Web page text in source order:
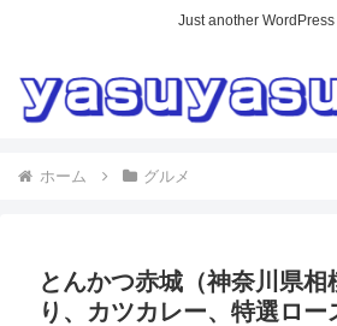
Just another WordPress
ホーム グルメ
とんかつ赤城（神奈川県相
り、カツカレー、特選ロー